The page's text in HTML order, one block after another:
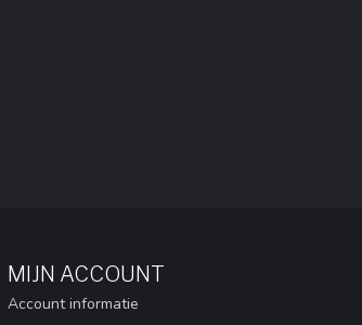
MIJN ACCOUNT
Account informatie